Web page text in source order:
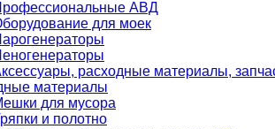
АВД
для моек
расходные материалы,
материалы
для мусора
и полотно